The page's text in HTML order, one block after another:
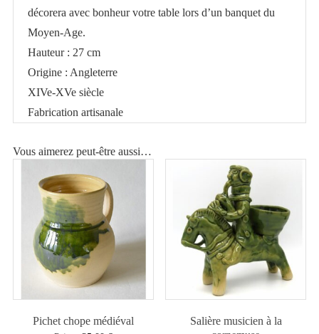
décorera avec bonheur votre table lors d’un banquet du
Moyen-Age.
Hauteur : 27 cm
Origine : Angleterre
XIVe-XVe siècle
Fabrication artisanale
Vous aimerez peut-être aussi…
Pichet chope médiéval
Salière musicien à la